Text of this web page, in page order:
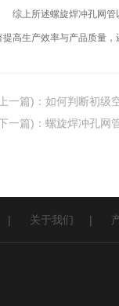
综上所述螺旋焊冲孔网管以
提高生产效率与产品质量
一篇) ： 如何判断初级
一篇) ： 螺旋焊冲孔网
| 关于我们 |